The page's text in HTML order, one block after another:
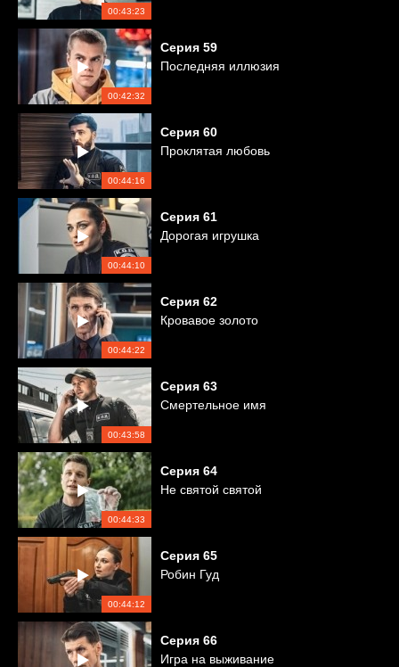
00:43:23
00:42:32
Серия 59
Последняя иллюзия
00:44:16
Серия 60
Проклятая любовь
00:44:10
Серия 61
Дорогая игрушка
00:44:22
Серия 62
Кровавое золото
00:43:58
Серия 63
Смертельное имя
00:44:33
Серия 64
Не святой святой
00:44:12
Серия 65
Робин Гуд
Серия 66
Игра на выживание